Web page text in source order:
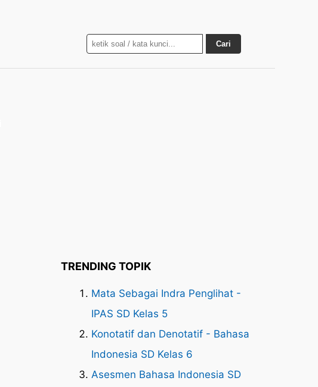
Cari
TRENDING TOPIK
Mata Sebagai Indra Penglihat -
IPAS SD Kelas 5
Konotatif dan Denotatif - Bahasa
Indonesia SD Kelas 6
Asesmen Bahasa Indonesia SD